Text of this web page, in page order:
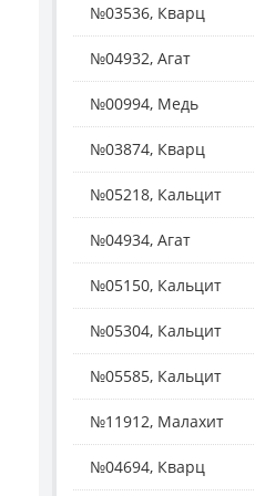
№03536, Кварц
№04932, Агат
№00994, Медь
№03874, Кварц
№05218, Кальцит
№04934, Агат
№05150, Кальцит
№05304, Кальцит
№05585, Кальцит
№11912, Малахит
№04694, Кварц